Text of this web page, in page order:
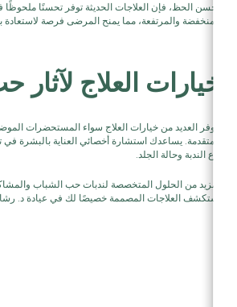
لحسن الحظ، فإن العلاجات الحديثة توفر تحسنًا ملحوظًا في
المنخفضة والمرتفعة، مما يمنح المرضى فرصة لاستعادة
خيارات العلاج لآثار
تتوفر العديد من خيارات العلاج سواء المستحضرات الموضعية
المتقدمة. يساعدك استشارة أخصائي العناية بالبشرة في
نوع الندبة وحالة الجلد.
لمزيد من الحلول المتخصصة لندبات حب الشباب والمشاكل
استكشف العلاجات المصممة خصيصًا لك في عيادة د. رشا.